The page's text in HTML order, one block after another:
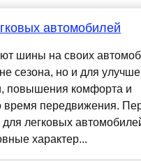
автомобилей
шины на своих
сезона, но и для
повышения комфорта и
время передвижения.
легковых
характер...